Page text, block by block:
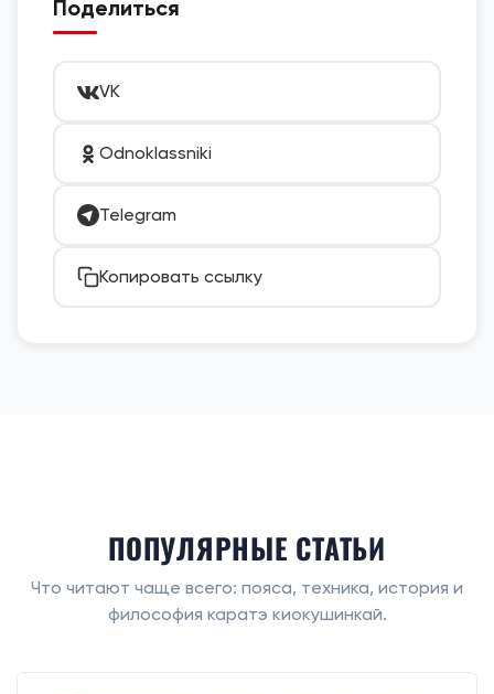
Поделиться
VK
Odnoklassniki
Telegram
Копировать ссылку
ПОПУЛЯРНЫЕ СТАТЬИ
Что читают чаще всего: пояса, техника, история и
философия каратэ киокушинкай.